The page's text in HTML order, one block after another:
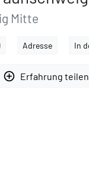
Mitte
Adresse In
add_circle_outline Erfahrung teilen